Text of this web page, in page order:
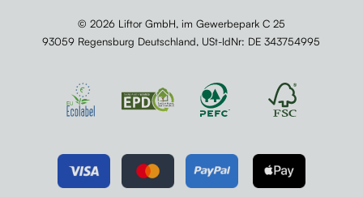
© 2026 Liftor GmbH, im Gewerbepark C 25
93059 Regensburg Deutschland, USt-IdNr: DE 343754995